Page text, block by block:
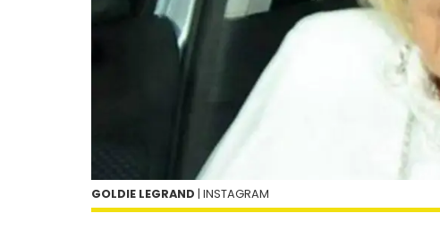
GOLDIE LEGRAND | INSTAGRAM